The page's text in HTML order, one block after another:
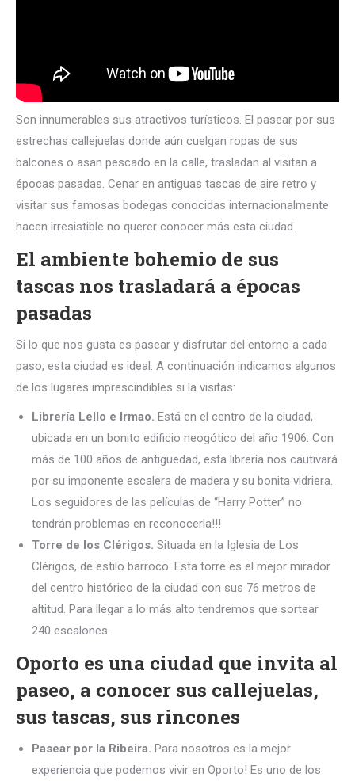
Son innumerables sus atractivos turísticos. El pasear por sus
estrechas callejuelas donde aún cuelgan ropas de sus
balcones o asan pescado en la calle, trasladan al visitan a
épocas pasadas. Cenar en antiguas tascas de aire retro y
visitar sus famosas bodegas conocidas internacionalmente
hacen irresistible no querer conocer más esta ciudad.
El ambiente bohemio de sus
tascas nos trasladará a épocas
pasadas
Si lo que nos gusta es pasear y disfrutar del entorno a cada
paso, esta ciudad es ideal. A continuación indicamos algunos
de los lugares imprescindibles si la visitas:
Librería Lello e Irmao. Está en el centro de la ciudad,
ubicada en un bonito edificio neogótico del año 1906. Con
más de 100 años de antigüedad, esta librería nos cautivará
por su imponente escalera de madera y su bonita vidriera.
Los seguidores de las películas de “Harry Potter” no
tendrán problemas en reconocerla!!!
Torre de los Clérigos. Situada en la Iglesia de Los
Clérigos, de estilo barroco. Esta torre es el mejor mirador
del centro histórico de la ciudad con sus 76 metros de
altitud. Para llegar a lo más alto tendremos que sortear
240 escalones.
Oporto es una ciudad que invita al
paseo, a conocer sus callejuelas,
sus tascas, sus rincones
Pasear por la Ribeira. Para nosotros es la mejor
experiencia que podemos vivir en Oporto! Es uno de los